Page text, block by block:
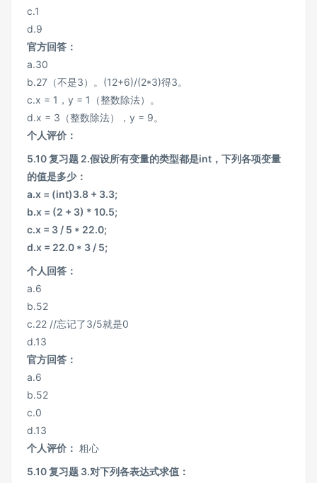
c.1
d.9
官方回答：
a.30
b.27（不是3）。(12+6)/(2*3)得3。
c.x = 1，y = 1（整数除法）。
d.x = 3（整数除法），y = 9。
个人评价：
5.10 复习题 2.假设所有变量的类型都是int，下列各项变量
的值是多少：
a.x = (int)3.8 + 3.3;
b.x = (2 + 3) * 10.5;
c.x = 3 / 5 * 22.0;
d.x = 22.0 * 3 / 5;
个人回答：
a.6
b.52
c.22 //忘记了3/5就是0
d.13
官方回答：
a.6
b.52
c.0
d.13
个人评价： 粗心
5.10 复习题 3.对下列各表达式求值：